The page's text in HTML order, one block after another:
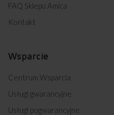
FAQ Sklepu Amica
Kontakt
Wsparcie
Centrum Wsparcia
Usługi gwarancyjne
Usługi pogwarancyjne